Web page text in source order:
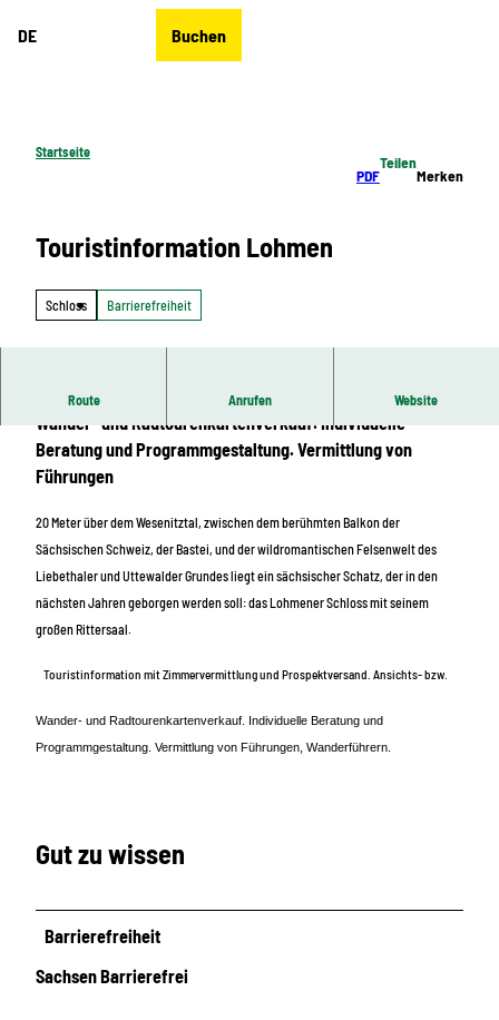
DE Buchen
Startseite
PDF
Teilen
Merken
Touristinformation Lohmen
Schloss Barrierefreiheit
Route Anrufen Website
Touristinformation mit Zimmervermittlung. Ansichts-,
Wander- und Radtourenkartenverkauf. Individuelle
Beratung und Programmgestaltung. Vermittlung von
Führungen
20 Meter über dem Wesenitztal, zwischen dem berühmten Balkon der
Sächsischen Schweiz, der Bastei, und der wildromantischen Felsenwelt des
Liebethaler und Uttewalder Grundes liegt ein sächsischer Schatz, der in den
nächsten Jahren geborgen werden soll: das Lohmener Schloss mit seinem
großen Rittersaal.
Touristinformation mit Zimmervermittlung und Prospektversand. Ansichts- bzw.
Wander- und Radtourenkartenverkauf. Individuelle Beratung und
Programmgestaltung. Vermittlung von Führungen, Wanderführern.
Gut zu wissen
Barrierefreiheit
Sachsen Barrierefrei